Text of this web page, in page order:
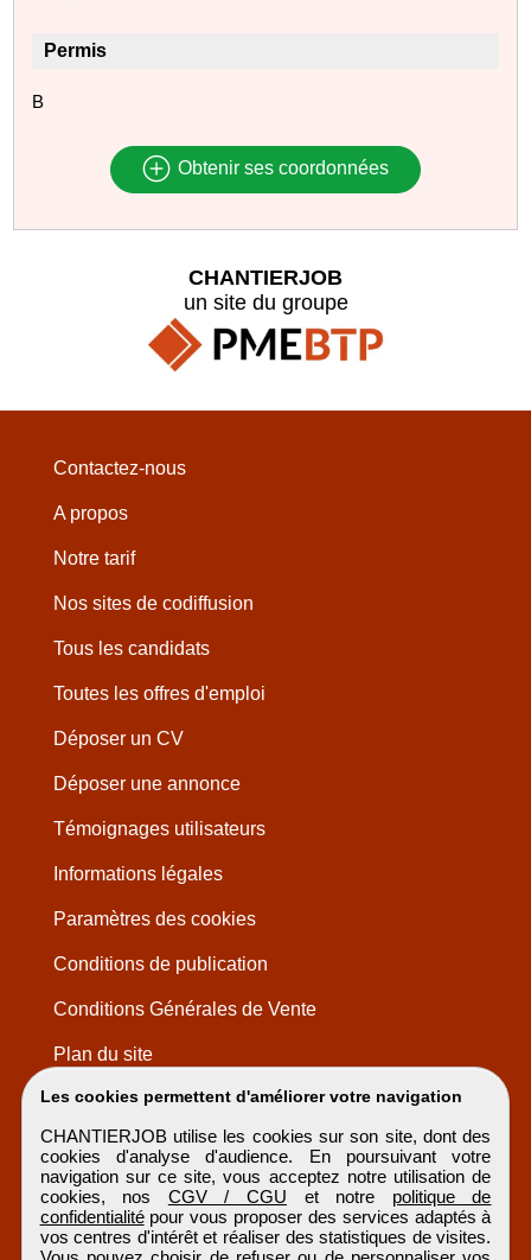
Permis
B
Obtenir ses coordonnées
Les cookies permettent d'améliorer votre navigation
CHANTIERJOB utilise les cookies sur son site, dont des
cookies d'analyse d'audience. En poursuivant votre
navigation sur ce site, vous acceptez notre utilisation de
cookies, nos CGV / CGU et notre politique de
confidentialitépour vous proposer des services adaptés à
vos centres d'intérêt et réaliser des statistiques de visites.
CHANTIERJOB
un site du groupe
Contactez-nous
A propos
Notre tarif
Nos sites de codiffusion
Tous les candidats
Toutes les offres d'emploi
Déposer un CV
Déposer une annonce
Témoignages utilisateurs
Informations légales
Paramètres des cookies
Conditions de publication
Conditions Générales de Vente
Plan du site